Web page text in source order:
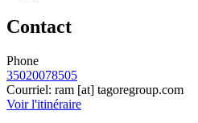
Contact
Phone
35020078505
Courriel: ram [at] tagoregroup.com
Voir l'itinéraire